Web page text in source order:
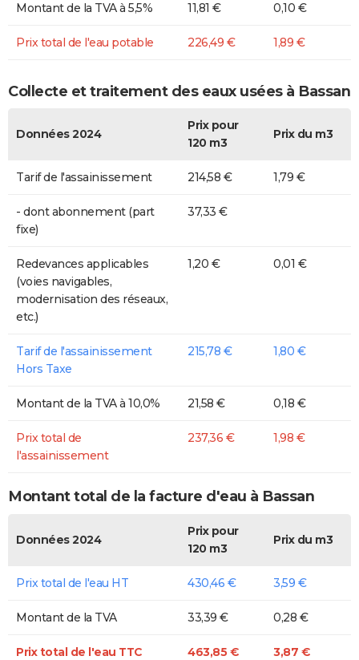
Montant de la TVA à 5,5% 11,81 € 0,10 €
Prix total de l'eau potable 226,49 € 1,89 €
Collecte et traitement des eaux usées à Bassan
Données 2024
Prix pour
120 m3
Prix du m3
Tarif de l'assainissement 214,58 € 1,79 €
- dont abonnement (part
fixe)
37,33 €
Redevances applicables
(voies navigables,
modernisation des réseaux,
etc.)
1,20 € 0,01 €
Tarif de l'assainissement
Hors Taxe
215,78 € 1,80 €
Montant de la TVA à 10,0% 21,58 € 0,18 €
Prix total de
l'assainissement
237,36 € 1,98 €
Montant total de la facture d'eau à Bassan
Données 2024
Prix pour
120 m3
Prix du m3
Prix total de l'eau HT 430,46 € 3,59 €
Montant de la TVA 33,39 € 0,28 €
Prix total de l'eau TTC 463,85 € 3,87 €